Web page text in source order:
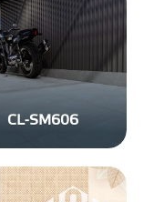
CL-SM606